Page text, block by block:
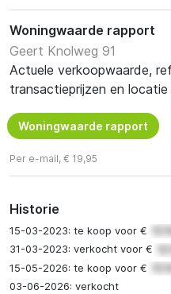
Woningwaarde rapport
Geert Knolweg 91
Actuele verkoopwaarde,
transactieprijzen en locatie
Woningwaarde rapport
Per e-mail, € 19,95
Historie
15-03-2023: te koop voor €
31-03-2023: verkocht voor €
15-05-2026: te koop voor €
03-06-2026: verkocht